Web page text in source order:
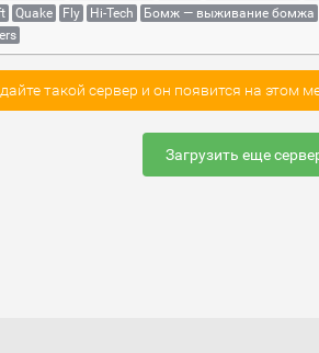
Quake Fly Hi-Tech Бомж — выживание бомжа
такой сервер и он появится на этом
Загрузить еще